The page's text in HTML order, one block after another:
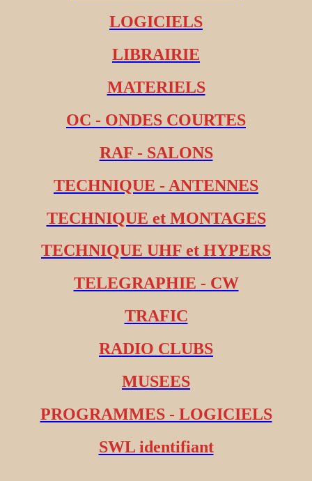
LOGICIELS
LIBRAIRIE
MATERIELS
OC - ONDES COURTES
RAF - SALONS
TECHNIQUE - ANTENNES
TECHNIQUE et MONTAGES
TECHNIQUE UHF et HYPERS
TELEGRAPHIE - CW
TRAFIC
RADIO CLUBS
MUSEES
PROGRAMMES - LOGICIELS
SWL identifiant